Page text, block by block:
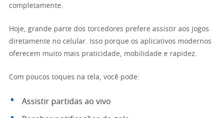
completamente.
Hoje, grande parte dos torcedores prefere assistir aos jogos
diretamente no celular. Isso porque os aplicativos modernos
oferecem muito mais praticidade, mobilidade e rapidez.
Com poucos toques na tela, você pode:
Assistir partidas ao vivo